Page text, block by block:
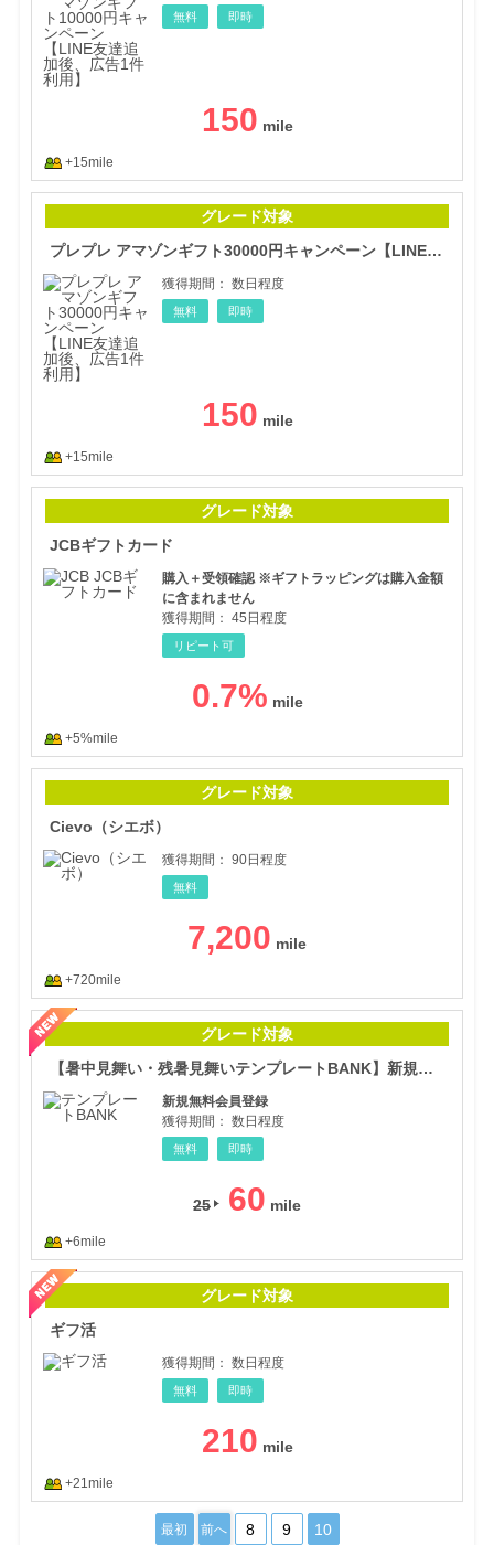
無料 即時
150
+15mile
グレード対象
プレプレ アマゾンギフト30000円キャンペーン【LINE友達追加後、広告1件利用】
獲得期間： 数日程度
無料 即時
150
+15mile
グレード対象
JCBギフトカード
購入＋受領確認 ※ギフトラッピングは購入金額
に含まれません
獲得期間： 45日程度
リピート可
0.7%
+5%mile
グレード対象
Cievo（シエボ）
獲得期間： 90日程度
無料
7,200
+720mile
グレード対象
【暑中見舞い・残暑見舞いテンプレートBANK】新規会員登録
新規無料会員登録
獲得期間： 数日程度
無料 即時
25 60
+6mile
グレード対象
ギフ活
獲得期間： 数日程度
無料 即時
210
+21mile
最初 前へ 8 9 10